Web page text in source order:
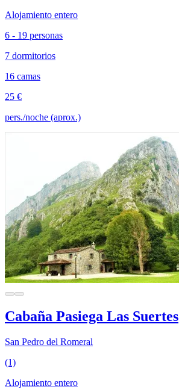
Alojamiento entero
6 - 19 personas
7 dormitorios
16 camas
25 €
pers./noche (aprox.)
Cabaña Pasiega Las Suertes
San Pedro del Romeral
(1)
Alojamiento entero